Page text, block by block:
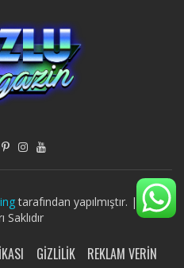
tarafından yapılmıştır. | Tüm
Saklıdır
GIZLILIK
REKLAM VERIN